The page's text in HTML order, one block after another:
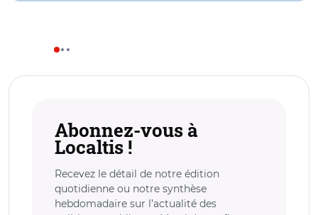
Abonnez-vous à
Localtis !
Recevez le détail de notre édition
quotidienne ou notre synthèse
hebdomadaire sur l’actualité des